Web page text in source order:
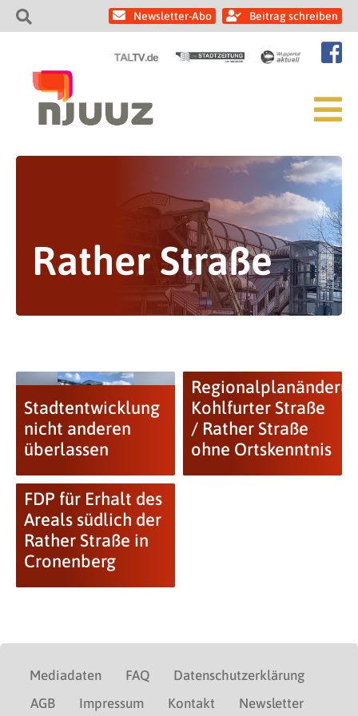
Newsletter-Abo Beitrag schreiben
Rather Straße
Stadtentwicklung
nicht anderen
überlassen
Kohlfurter Straße
/ Rather Straße
ohne Ortskenntnis
FDP für Erhalt des
Areals südlich der
Rather Straße in
Cronenberg
Mediadaten FAQ
Datenschutzerklärung
AGB
Impressum Kontakt Newsletter